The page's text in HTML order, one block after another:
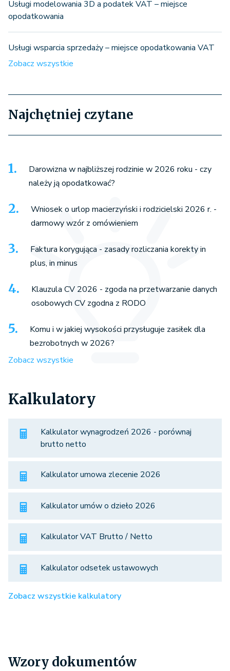
Usługi modelowania 3D a podatek VAT – miejsce
opodatkowania
Usługi wsparcia sprzedaży – miejsce opodatkowania VAT
Zobacz wszystkie
Najchętniej czytane
Darowizna w najbliższej rodzinie w 2026 roku - czy
należy ją opodatkować?
Wniosek o urlop macierzyński i rodzicielski 2026 r. -
darmowy wzór z omówieniem
Faktura korygująca - zasady rozliczania korekty in
plus, in minus
Klauzula CV 2026 - zgoda na przetwarzanie danych
osobowych CV zgodna z RODO
Komu i w jakiej wysokości przysługuje zasiłek dla
bezrobotnych w 2026?
Zobacz wszystkie
Kalkulatory
Kalkulator wynagrodzeń 2026 - porównaj
brutto netto
Kalkulator umowa zlecenie 2026
Kalkulator umów o dzieło 2026
Kalkulator VAT Brutto / Netto
Kalkulator odsetek ustawowych
Zobacz wszystkie kalkulatory
Wzory dokumentów